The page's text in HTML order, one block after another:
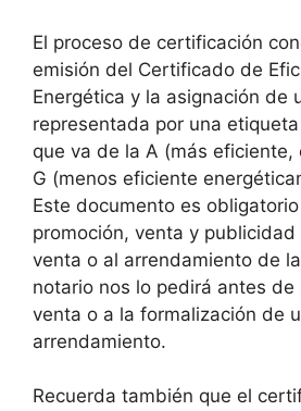
El proceso de certificación
emisión del Certificado de
Energética y la asignación de
representada por una
que va de la A (más eficiente,
G (menos eficiente
Este documento es
promoción, venta y
venta o al arrendamiento de
notario nos lo pedirá antes de
venta o a la formalización de
arrendamiento.
Recuerda también que el